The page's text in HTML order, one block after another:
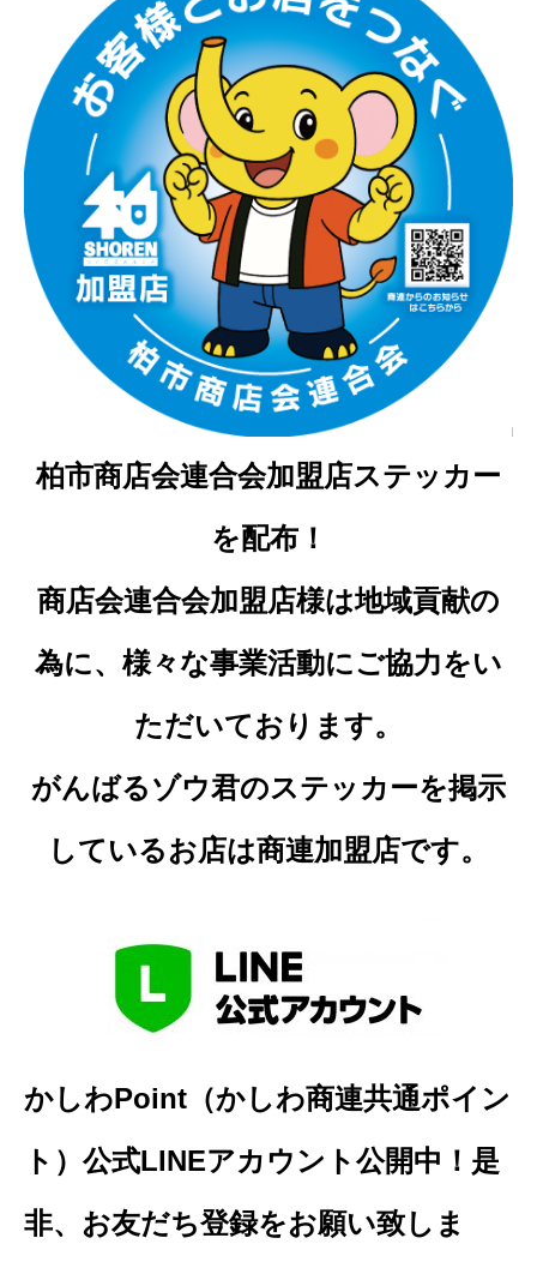
柏市商店会連合会加盟店ステッカー
を配布！
商店会連合会加盟店様は地域貢献の
為に、様々な事業活動にご協力をい
ただいております。
がんばるゾウ君のステッカーを掲示
しているお店は商連加盟店です。
かしわPoint（かしわ商連共通ポイン
ト）公式LINEアカウント公開中！是
非、お友だち登録をお願い致しま